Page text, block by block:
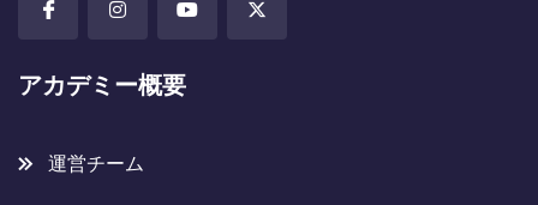
アカデミー概要
運営チーム